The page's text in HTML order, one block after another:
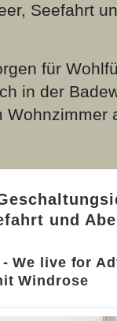
Seefahrt
für
in der
Wohnzimmer
und
We live for
Windrose